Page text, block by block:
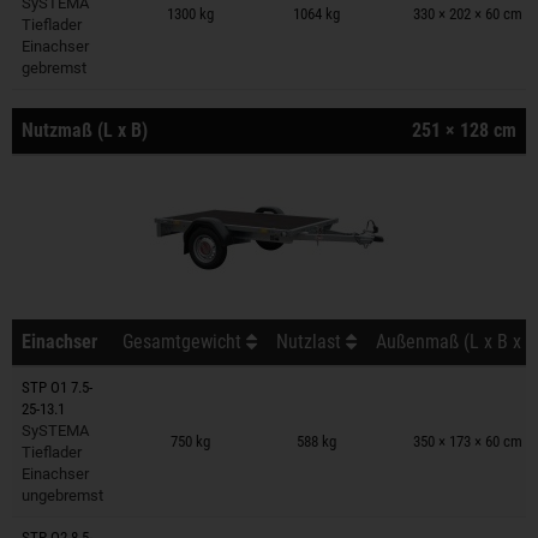
Tieflader
Einachser
gebremst
1300 kg 1064 kg 330 × 202 × 60 cm
Nutzmaß (L x B) 251 × 128 cm
Einachser Gesamtgewicht Nutzlast Außenmaß (L x B x
STP O1 7.5-
25-13.1
SySTEMA
Tieflader
Einachser
ungebremst
750 kg 588 kg 350 × 173 × 60 cm
Anhänger auf Merkzettel